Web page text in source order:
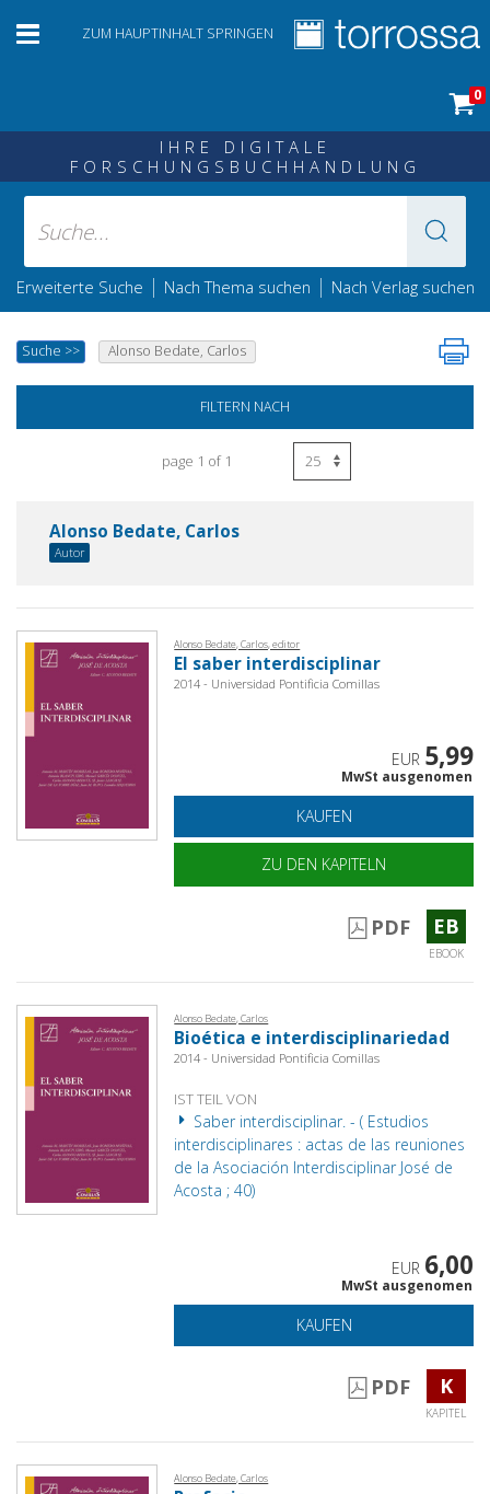
ZUM HAUPTINHALT SPRINGEN
0
IHRE DIGITALE
FORSCHUNGSBUCHHANDLUNG
Erweiterte Suche | Nach Thema suchen | Nach Verlag suchen
Suche >> Alonso Bedate, Carlos
FILTERN NACH
page 1 of 1
Alonso Bedate, Carlos
Autor
Alonso Bedate, Carlos, editor
El saber interdisciplinar
2014 - Universidad Pontificia Comillas
EUR 5,99
MwSt ausgenomen
KAUFEN
ZU DEN KAPITELN
PDF EB
EBOOK
Alonso Bedate, Carlos
Bioética e interdisciplinariedad
2014 - Universidad Pontificia Comillas
IST TEIL VON
Saber interdisciplinar. - ( Estudios
interdisciplinares : actas de las reuniones
de la Asociación Interdisciplinar José de
Acosta ; 40)
EUR 6,00
MwSt ausgenomen
KAUFEN
PDF K
KAPITEL
Alonso Bedate, Carlos